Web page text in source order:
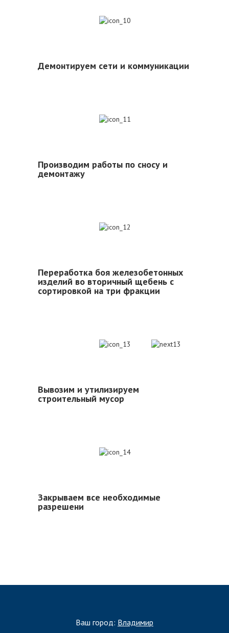
Демонтируем сети и коммуникации
Производим работы по сносу и
демонтажу
Переработка боя железобетонных
изделий во вторичный щебень с
сортировкой на три фракции
Вывозим и утилизируем
строительный мусор
Закрываем все необходимые
разрешени
Ваш город: Владимир